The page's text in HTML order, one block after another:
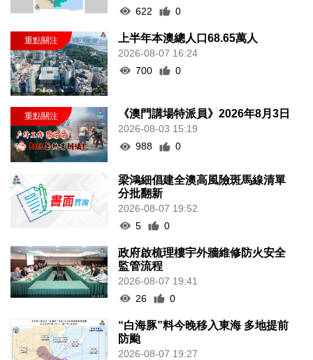
622
0
上半年本澳總人口68.65萬人
2026-08-07 16:24
700
0
《澳門講場特派員》2026年8月3日
2026-08-03 15:19
988
0
梁鴻細倡建全澳高風險斑馬線清單
分批翻新
2026-08-07 19:52
5
0
政府啟梳理樓宇外牆維修防火安全
監管流程
2026-08-07 19:41
26
0
“白海豚”料今晚移入東海 多地提前
防颱
2026-08-07 19:27